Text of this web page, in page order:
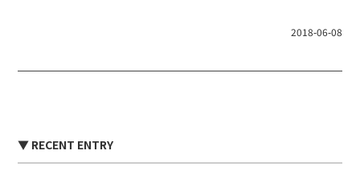
2018-06-08
▼ RECENT ENTRY